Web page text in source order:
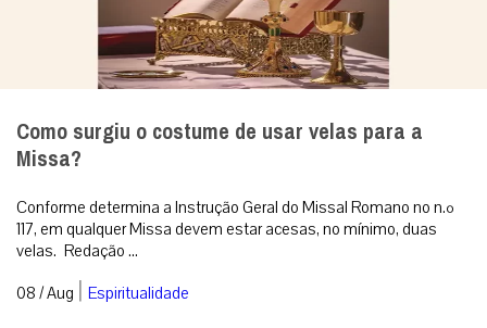
Como surgiu o costume de usar velas para a
Missa?
Conforme determina a Instrução Geral do Missal Romano no n.º
117, em qualquer Missa devem estar acesas, no mínimo, duas
velas. Redação ...
08 / Aug | Espiritualidade